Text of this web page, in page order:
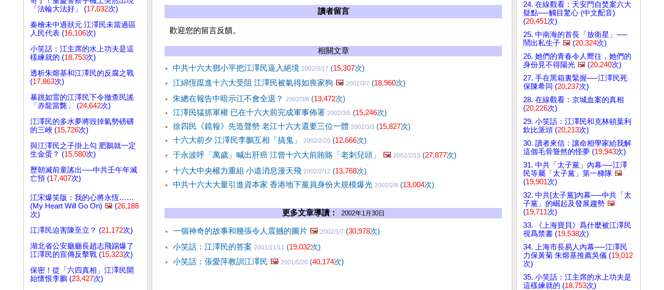
「法輪大法好」 (17,032次)
秦檜未中過狀元 江澤民未當過區
人民代表 (16,106次)
小笑話：江主席的水上功夫是這
樣練就的 (18,753次)
透析朱熔基和江澤民的反腐之戰
(17,863次)
暴跳如雷的江澤民下令徹查民謠
「赤龍當斃」 (24,642次)
江澤民的多水夢將毀掉氣勢磅礴
的三峽 (15,726次)
與江澤民之子掛上勾 肥鵝就一定
生金蛋？ (15,580次)
歷朝滅前童謠出──中共壬午年滅
亡預 (17,407次)
江宋爆笑版：我的心將永恆……
(My Heart Will Go On) 🖼️ (26,188
次)
江澤民迫害陳至立？ (21,172次)
湖北省公安廳廳長趙志飛踢爆了
江澤民的宣傳反擊戰 (15,323次)
保密！從「六四真相」江澤民開
始懷恨李鵬 (23,427次)
讀者留言
歡迎您的留言反饋。
相關文章
中共十六大鄧小平把江澤民逼入絕境 2002/3/17 (15,307次)
江綿恆躥進十六大受阻 江澤民被氣得如喪家狗 🖼️ 2002/3/7 (18,960次)
朱總在報告中暗示江不會全退？ 2002/3/6 (13,472次)
江澤民猛抓軍權 已在十六大前完成軍事佈署 2002/3/5 (15,246次)
徐四民《鏡報》先造聲勢 老江十六大還要三位一體 2002/3/3 (15,827次)
十六大前夕 江澤民李鵬互相「搞鬼」
2002/2/20 (12,666次)
于永波呼「萬歲」喊出肝癌 江曾十六大前賄賂「老刺兒頭」
🖼️ 2002/2/13 (27,877次)
十六大中央權力重組 小道消息漫天飛 2002/2/12 (13,768次)
中共十六大大量引進資本家 香港地下黨員身份大規模爆光 2002/2/8 (13,004次)
更多文章導讀： 2002年1月30日
一個神奇的故事和幾張令人震撼的圖片 🖼️ 2002/1/7 (30,978次)
小笑話：江澤民的答案 2001/11/11 (19,032次)
小笑話：張愛萍教訓江澤民 🖼️ 2001/5/20 (40,174次)
24. 在線觀看：天安門自焚案六大
疑點──觸目驚心 (中文配音)
(20,451次)
25. 中南海的首長「放衛星」──
鬧出私生子 🖼️ (20,324次)
26. 她們的青春令人嚮往，她們的
身份見不得陽光 🖼️ (20,240次)
27. 手在黑箱裏緊握──江澤民死
保陳希同 (20,237次)
28. 在線觀看：京城血案的真相
(20,226次)
29. 小笑話：江澤民和克林頓葉利
欽比派頭 (20,213次)
30. 讀者來信：讓命相學家給我解
這個毛骨聳然的怪夢 (19,943次)
31. 中共「太子黨」內幕──江澤
民等屬「太子黨」第一梯隊 🖼️
(19,901次)
32. 中共[太子黨]內幕──中共「太
子黨」的崛起及發展趨勢 🖼️
(19,711次)
33. 《上海寶貝》爲什麼被江澤民
視爲禁書 (19,538次)
34. 上海市長易人內幕──江澤民
力保黃菊 朱熔基推薦吳儀 (19,012
次)
35. 小笑話：江主席的水上功夫是
這樣練就的 (18,753次)